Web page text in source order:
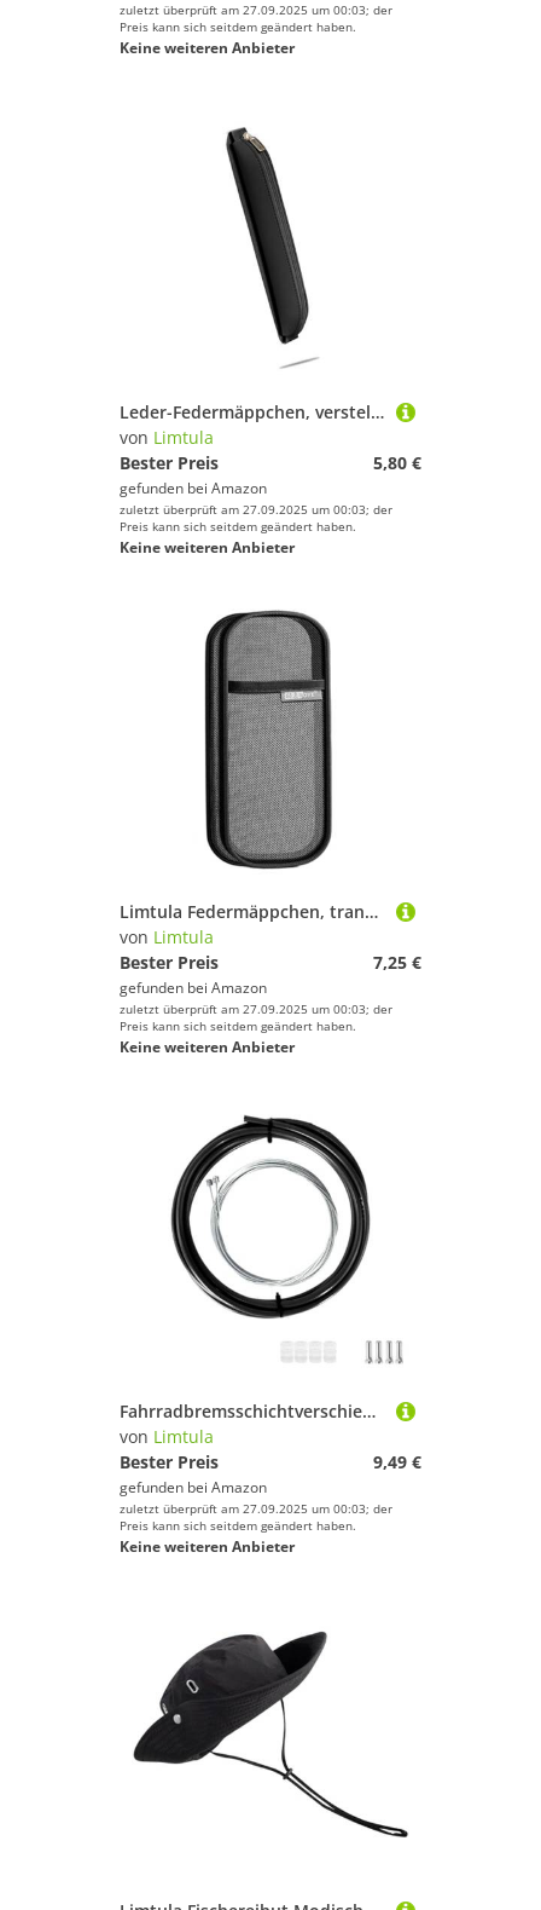
zuletzt überprüft am 27.09.2025 um 00:03; der
Preis kann sich seitdem geändert haben.
Keine weiteren Anbieter
Leder-Federmäppchen, verstellbares Federmäppchen mit elastischen Bändern, Notizbuchhülle, Stifttaschen für Hardcover, Tagebuch, Reisetasche, Schwarz
von Limtula
Bester Preis
5,80 €
gefunden bei Amazon
zuletzt überprüft am 27.09.2025 um 00:03; der
Preis kann sich seitdem geändert haben.
Keine weiteren Anbieter
Limtula Federmäppchen, transparent, doppellagig, Stifte-Organizer, Reise-Make-up-Pinselhalter für Schule, Büro, transparentes Netz-Etui, Schwarz
von Limtula
Bester Preis
7,25 €
gefunden bei Amazon
zuletzt überprüft am 27.09.2025 um 00:03; der
Preis kann sich seitdem geändert haben.
Keine weiteren Anbieter
Fahrradbremsschichtverschiebungen Kabel Fahrräder Verschiebungen Verschiebungen Ausrüstungshandelsrohrleitungsschlauch Für Professionelle Und Tägliche Fahrradanlagen Verwenden Bremsleistung Kabel.
von Limtula
Bester Preis
9,49 €
gefunden bei Amazon
zuletzt überprüft am 27.09.2025 um 00:03; der
Preis kann sich seitdem geändert haben.
Keine weiteren Anbieter